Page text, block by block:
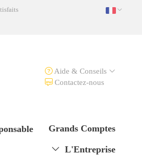
Aide & Conseils
Contactez-nous
Grands Comptes
L'Entreprise